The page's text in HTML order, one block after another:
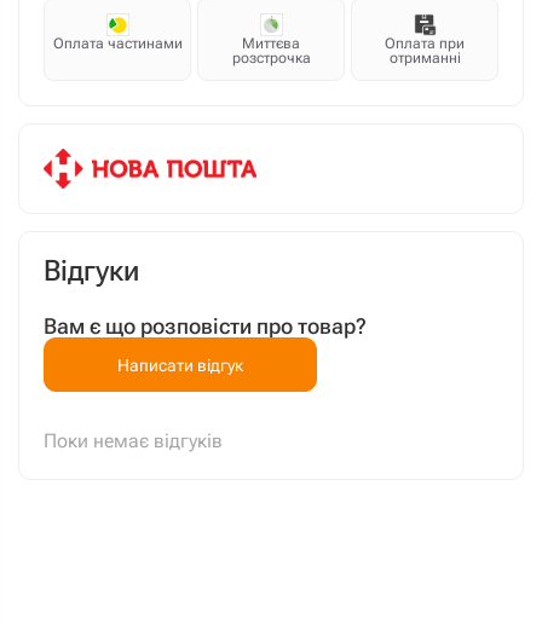
Оплата частинами
Миттєва
розстрочка
Оплата при
отриманні
Відгуки
Вам є що розповісти про товар?
Написати відгук
Поки немає відгуків